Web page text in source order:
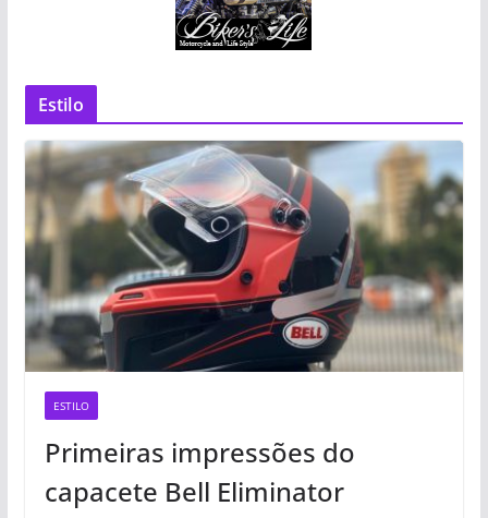
Estilo
ESTILO
Primeiras impressões do
capacete Bell Eliminator